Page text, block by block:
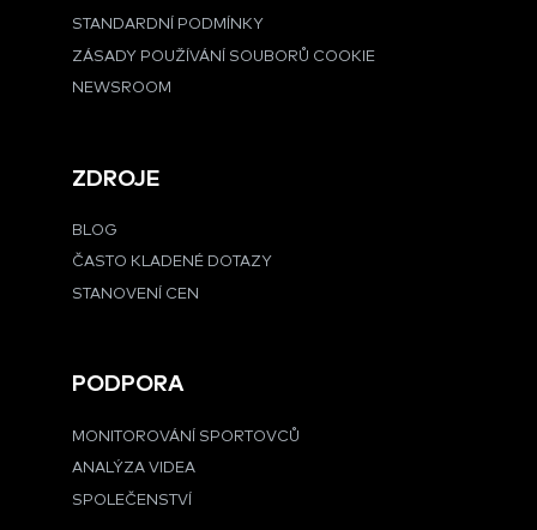
STANDARDNÍ PODMÍNKY
ZÁSADY POUŽÍVÁNÍ SOUBORŮ COOKIE
NEWSROOM
ZDROJE
BLOG
ČASTO KLADENÉ DOTAZY
STANOVENÍ CEN
PODPORA
MONITOROVÁNÍ SPORTOVCŮ
ANALÝZA VIDEA
SPOLEČENSTVÍ